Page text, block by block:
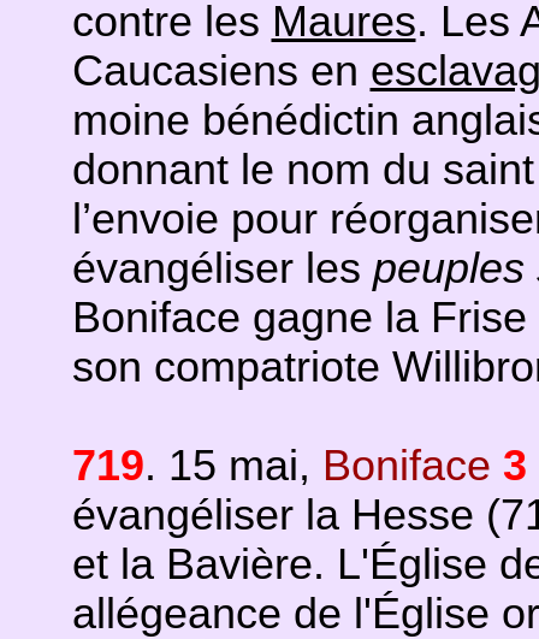
contre les Maures. Les
Caucasiens en
moine bénédictin
donnant le nom du
l’envoie pour
évangéliser les
Boniface gagne la
son compatriote
719. 15 mai, Boniface 3
évangéliser la Hesse
et la Bavière. L'Église
allégeance de l'Église